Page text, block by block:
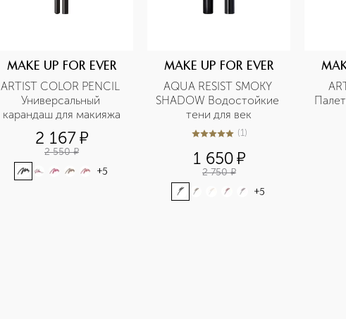
MAKE UP FOR EVER
ARTIST COLOR PENCIL
Универсальный
карандаш для макияжа
2 167¤
2 550 ¤
+5
MAKE UP FOR EVER
AQUA RESIST SMOKY
SHADOW Водостойкие
тени для век
5из 51 (1)
1 650¤
2 750 ¤
+5